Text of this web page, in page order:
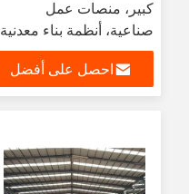
كبير، منصات عمل
صناعية، أنظمة بناء معدنية
مسبقة الهندسة
احصل على أفضل